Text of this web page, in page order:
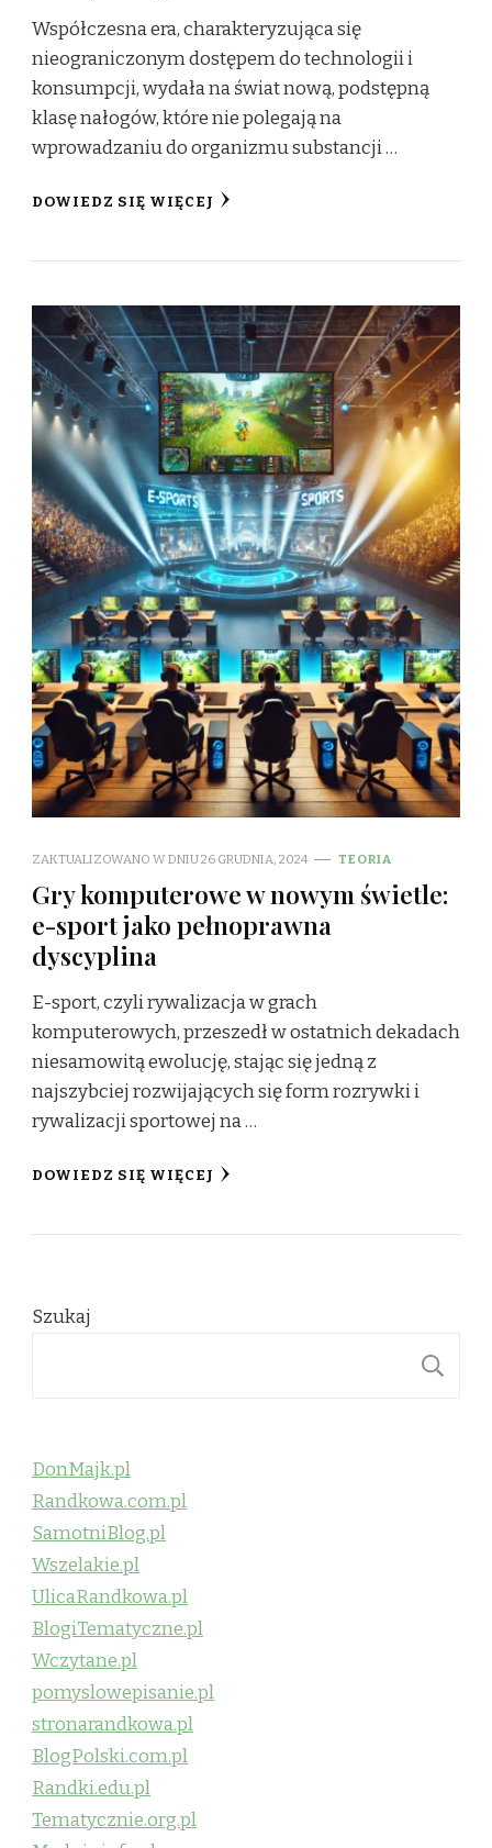
Współczesna era, charakteryzująca się
nieograniczonym dostępem do technologii i
konsumpcji, wydała na świat nową, podstępną
klasę nałogów, które nie polegają na
wprowadzaniu do organizmu substancji …
DOWIEDZ SIĘ WIĘCEJ
ZAKTUALIZOWANO W DNIU26 GRUDNIA, 2024 TEORIA
Gry komputerowe w nowym świetle:
e-sport jako pełnoprawna
dyscyplina
E-sport, czyli rywalizacja w grach
komputerowych, przeszedł w ostatnich dekadach
niesamowitą ewolucję, stając się jedną z
najszybciej rozwijających się form rozrywki i
rywalizacji sportowej na …
DOWIEDZ SIĘ WIĘCEJ
Szukaj
DonMajk.pl
Randkowa.com.pl
SamotniBlog.pl
Wszelakie.pl
UlicaRandkowa.pl
BlogiTematyczne.pl
Wczytane.pl
pomyslowepisanie.pl
stronarandkowa.pl
BlogPolski.com.pl
Randki.edu.pl
Tematycznie.org.pl